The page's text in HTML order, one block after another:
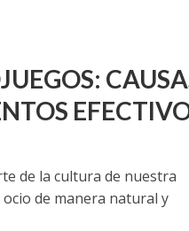
de la cultura de nuestra
de manera natural y